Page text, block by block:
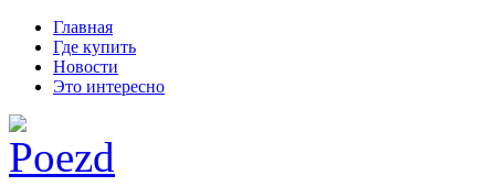
Главная
Где купить
Новости
Это интересно